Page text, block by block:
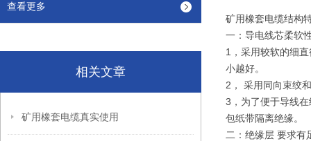
查看更多
相关文章
矿用橡套电缆真实使用
矿用橡套电缆结构
一：导电线芯柔软
1，采用较软的细
小越好。
2， 采用同向束绞
3，为了便于导线
包纸带隔离绝缘。
二：绝缘层 要求有